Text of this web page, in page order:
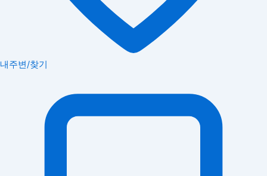
내주변/찾기